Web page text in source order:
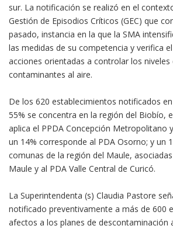
sur. La notificación se realizó en el
Gestión de Episodios Críticos (GEC) que
pasado, instancia en la que la SMA
las medidas de su competencia y verifica
acciones orientadas a controlar los niveles
contaminantes al aire.
De los 620 establecimientos notificados
55% se concentra en la región del Biobío,
aplica el PPDA Concepción Metropolitano
un 14% corresponde al PDA Osorno; y un
comunas de la región del Maule,
Maule y al PDA Valle Central de Curicó.
La Superintendenta (s) Claudia Pastore
notificado preventivamente a más de 600
afectos a los planes de descontaminación